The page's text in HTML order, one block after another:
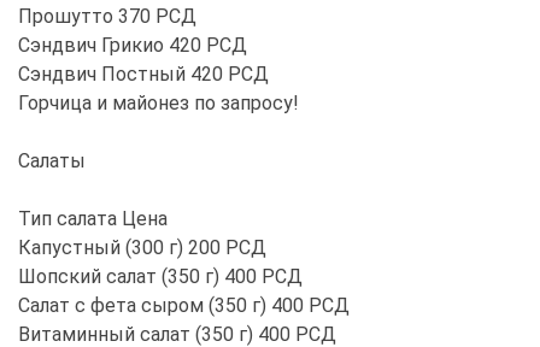
Прошутто 370 РСД
Сэндвич Грикио 420 РСД
Сэндвич Постный 420 РСД
Горчица и майонез по запросу!
Салаты
Тип салата Цена
Капустный (300 г) 200 РСД
Шопский салат (350 г) 400 РСД
Салат с фета сыром (350 г) 400 РСД
Витаминный салат (350 г) 400 РСД